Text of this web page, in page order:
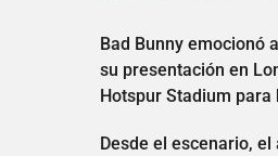
Bad Bunny emocionó
su presentación en
Hotspur Stadium
Desde el escenario,